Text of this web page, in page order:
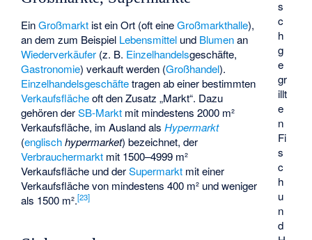
s
c
h
g
e
gr
illt
e
n
Fi
s
c
h
u
n
d
EinGroßmarkt ist ein Ort (oft eineGroßmarkthalle),
an dem zum Beispiel Lebensmittel und Blumenan
Wiederverkäufer (z. B. Einzelhandels­geschäfte,
Gastronomie) verkauft werden (Großhandel).
Einzelhandelsgeschäftetragen ab einer bestimmten
Verkaufsflächeoft den Zusatz „Markt“. Dazu
gehören derSB-Markt mit mindestens 2000 m²
Verkaufsfläche, im Ausland alsHypermarkt
(englisch hypermarket) bezeichnet, der
Verbrauchermarkt mit 1500–4999 m²
Verkaufsfläche und derSupermarkt mit einer
Verkaufsfläche von mindestens 400 m² und weniger
als 1500 m².[23]